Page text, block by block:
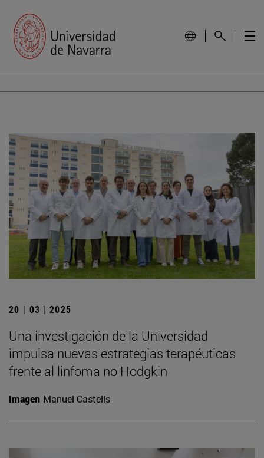
20 | 03 | 2025
Una investigación de la Universidad
impulsa nuevas estrategias terapéuticas
frente al linfoma no Hodgkin
Imagen Manuel Castells